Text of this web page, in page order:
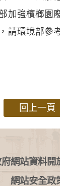
加強檳榔園
請環境部參
回上一頁
網站資料開
網站安全政